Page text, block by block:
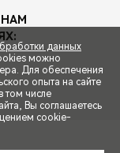
данных
можно
Для обеспечения
опыта на сайте
том числе
Вы соглашаетесь
cookie-